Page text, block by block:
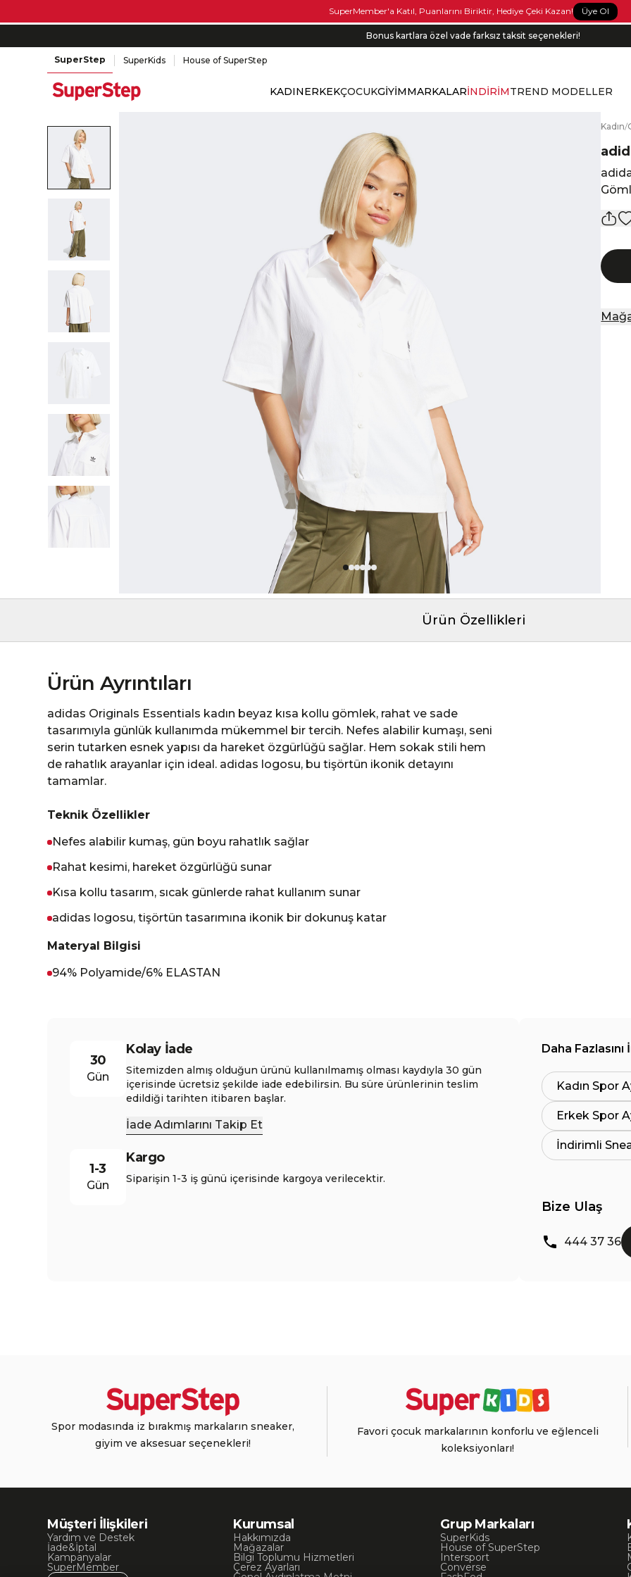
SuperMember'a Katıl, Puanlarını Biriktir, Hediye Çeki Kazan! Üye Ol
Bonus kartlara özel vade farksız taksit seçenekleri!
SuperStep SuperKids House of SuperStep
KADINERKEKÇOCUKGİYİMMARKALARİNDİRİMTREND MODELLER
Kadın/
Ürün Özellikleri
Ürün Ayrıntıları
adidas Originals Essentials kadın beyaz kısa kollu gömlek, rahat ve sade
tasarımıyla günlük kullanımda mükemmel bir tercih. Nefes alabilir kumaşı, seni
serin tutarken esnek yapısı da hareket özgürlüğü sağlar. Hem sokak stili hem
de rahatlık arayanlar için ideal. adidas logosu, bu tişörtün ikonik detayını
tamamlar.
Teknik Özellikler
Nefes alabilir kumaş, gün boyu rahatlık sağlar
Rahat kesimi, hareket özgürlüğü sunar
Kısa kollu tasarım, sıcak günlerde rahat kullanım sunar
adidas logosu, tişörtün tasarımına ikonik bir dokunuş katar
Materyal Bilgisi
94% Polyamide/6% ELASTAN
30
Gün
Kolay İade
Sitemizden almış olduğun ürünü kullanılmamış olması kaydıyla 30 gün
içerisinde ücretsiz şekilde iade edebilirsin. Bu süre ürünlerinin teslim
edildiği tarihten itibaren başlar.
İade Adımlarını Takip Et
1-3
Gün
Kargo
Siparişin 1-3 iş günü içerisinde kargoya verilecektir.
Daha Fazlasını
Kadın Spor
Erkek Spor
İndirimli
Bize Ulaş
444 37 36
Spor modasında iz bırakmış markaların sneaker,
giyim ve aksesuar seçenekleri!
Favori çocuk markalarının konforlu ve eğlenceli
koleksiyonları!
Müşteri İlişkileri
Yardım ve Destek
İade&İptal
Kampanyalar
SuperMember
Kurumsal
Hakkımızda
Mağazalar
Bilgi Toplumu Hizmetleri
Çerez Ayarları
Grup Markaları
SuperKids
House of SuperStep
Intersport
Converse